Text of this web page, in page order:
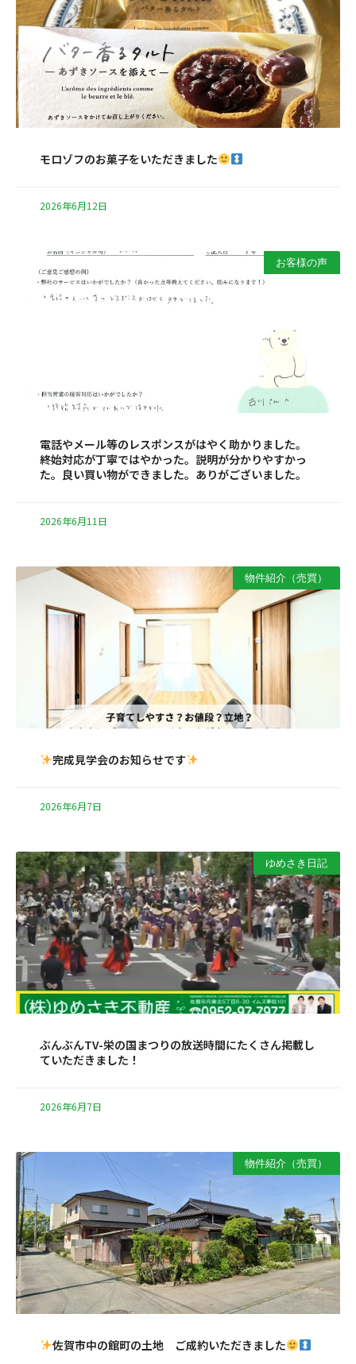
モロゾフのお菓子をいただきました
2026年6月12日
お客様の声
電話やメール等のレスポンスがはやく助かりました。
終始対応が丁寧ではやかった。説明が分かりやすかっ
た。良い買い物ができました。ありがございました。
2026年6月11日
物件紹介（売買）
完成見学会のお知らせです
2026年6月7日
ゆめさき日記
ぶんぶんTV-栄の国まつりの放送時間にたくさん掲載し
ていただきました！
2026年6月7日
物件紹介（売買）
佐賀市中の館町の土地 ご成約いただきました